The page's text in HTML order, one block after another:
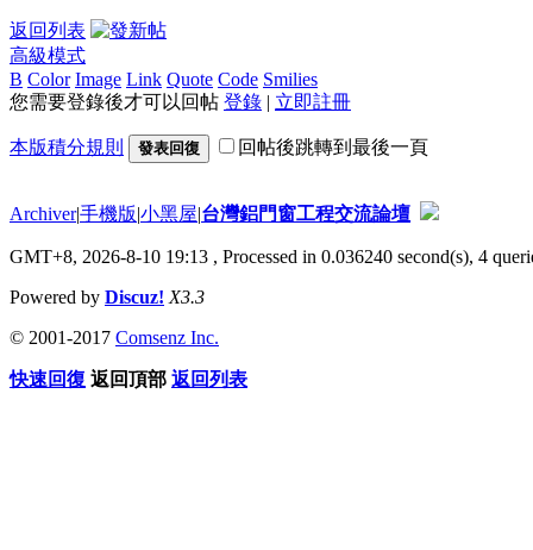
返回列表
高級模式
B Color Image Link Quote Code Smilies
您需要登錄後才可以回帖 登錄 | 立即註冊
本版積分規則 發表回復 回帖後跳轉到最後一頁
Archiver|手機版|小黑屋|台灣鋁門窗工程交流論壇
GMT+8, 2026-8-10 19:13 , Processed in 0.036240 second(s), 4
Powered by Discuz! X3.3
© 2001-2017 Comsenz Inc.
快速回復 返回頂部 返回列表